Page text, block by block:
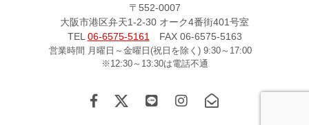
〒552-0007
大阪市港区弁天1-2-30 オーク4番街401号室
TEL 06-6575-5161 FAX 06-6575-5163
営業時間 月曜日～金曜日(祝日を除く) 9:30～17:00
※12:30～13:30は電話不通